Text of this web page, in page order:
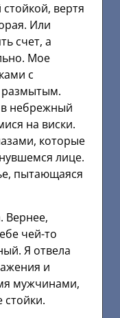
вертя
Или
счет, а
Мое
с
небрежный
на виски.
которые
лице.
пытающаяся
Вернее,
чей-то
Я отвела
и
мужчинами,